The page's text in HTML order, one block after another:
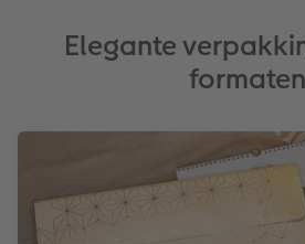
Elegante
formaten